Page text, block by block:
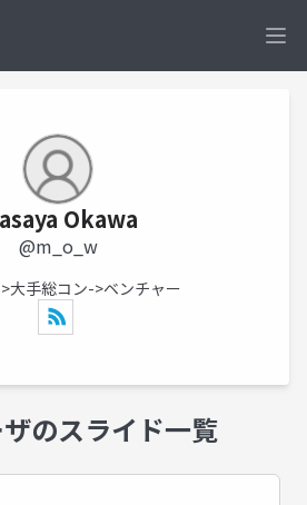
Okawa
@m_o_w
大手総コン->ベンチャー
のスライド一覧